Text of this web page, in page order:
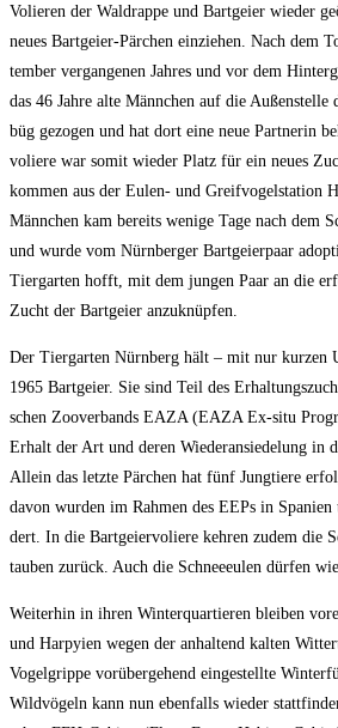
Volie­ren der Wald­rap­pe und Bart­gei­er wie­der
neu­es Bart­gei­er-Pär­chen ein­zie­hen. Nach dem
tem­ber ver­gan­ge­nen Jah­res und vor dem
das 46 Jah­re alte Männ­chen auf die
büg gezo­gen und hat dort eine neue Part­ne­rin
vo­lie­re war somit wie­der Platz für ein neu­es
kom­men aus der Eulen- und Greif­vo­gel­sta­ti­on
Männ­chen kam bereits weni­ge Tage nach dem
und wur­de vom Nürn­ber­ger Bart­gei­er­paar
Tier­gar­ten hofft, mit dem jun­gen Paar an die
Zucht der Bart­gei­er anzuknüpfen.
Der Tier­gar­ten Nürn­berg hält – mit nur kur­zen
1965 Bart­gei­er. Sie sind Teil des
schen Zoo­ver­bands EAZA (EAZA Ex-situ
Erhalt der Art und deren Wie­der­an­sie­de­lung in
Allein das letz­te Pär­chen hat fünf Jung­tie­re
davon wur­den im Rah­men des EEPs in
dert. In die Bart­gei­er­vo­lie­re keh­ren zudem die
tau­ben zurück. Auch die Schnee­eu­len dür­fen
Wei­ter­hin in ihren Win­ter­quar­tie­ren blei­ben
und Har­py­ien wegen der anhal­tend kal­ten
Vogel­grip­pe vor­über­ge­hend ein­ge­stell­te
Wild­vö­geln kann nun eben­falls wie­der